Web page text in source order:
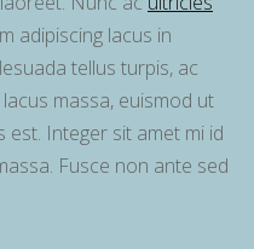
adipiscing lacus in
tellus turpis, ac
massa, euismod ut
Integer sit amet mi id
Fusce non ante sed